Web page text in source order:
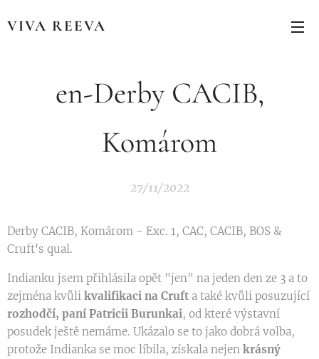
VIVA REEVA
en-Derby CACIB,
Komárom
27/11/2022
Derby CACIB, Komárom - Exc. 1, CAC, CACIB, BOS &
Cruft's qual.🥇🎖🏆👏🏼
Indianku jsem přihlásila opět "jen" na jeden den ze 3 a to
zejména kvůli kvalifikaci na Cruft a také kvůli posuzující
rozhodčí, paní Patricii Burunkai, od které výstavní
posudek ještě nemáme. Ukázalo se to jako dobrá volba,
protože Indianka se moc líbila, získala nejen krásný